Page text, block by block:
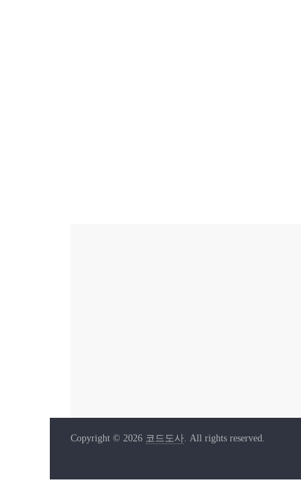
Copyright © 2026 코드도사. All rights reserved.